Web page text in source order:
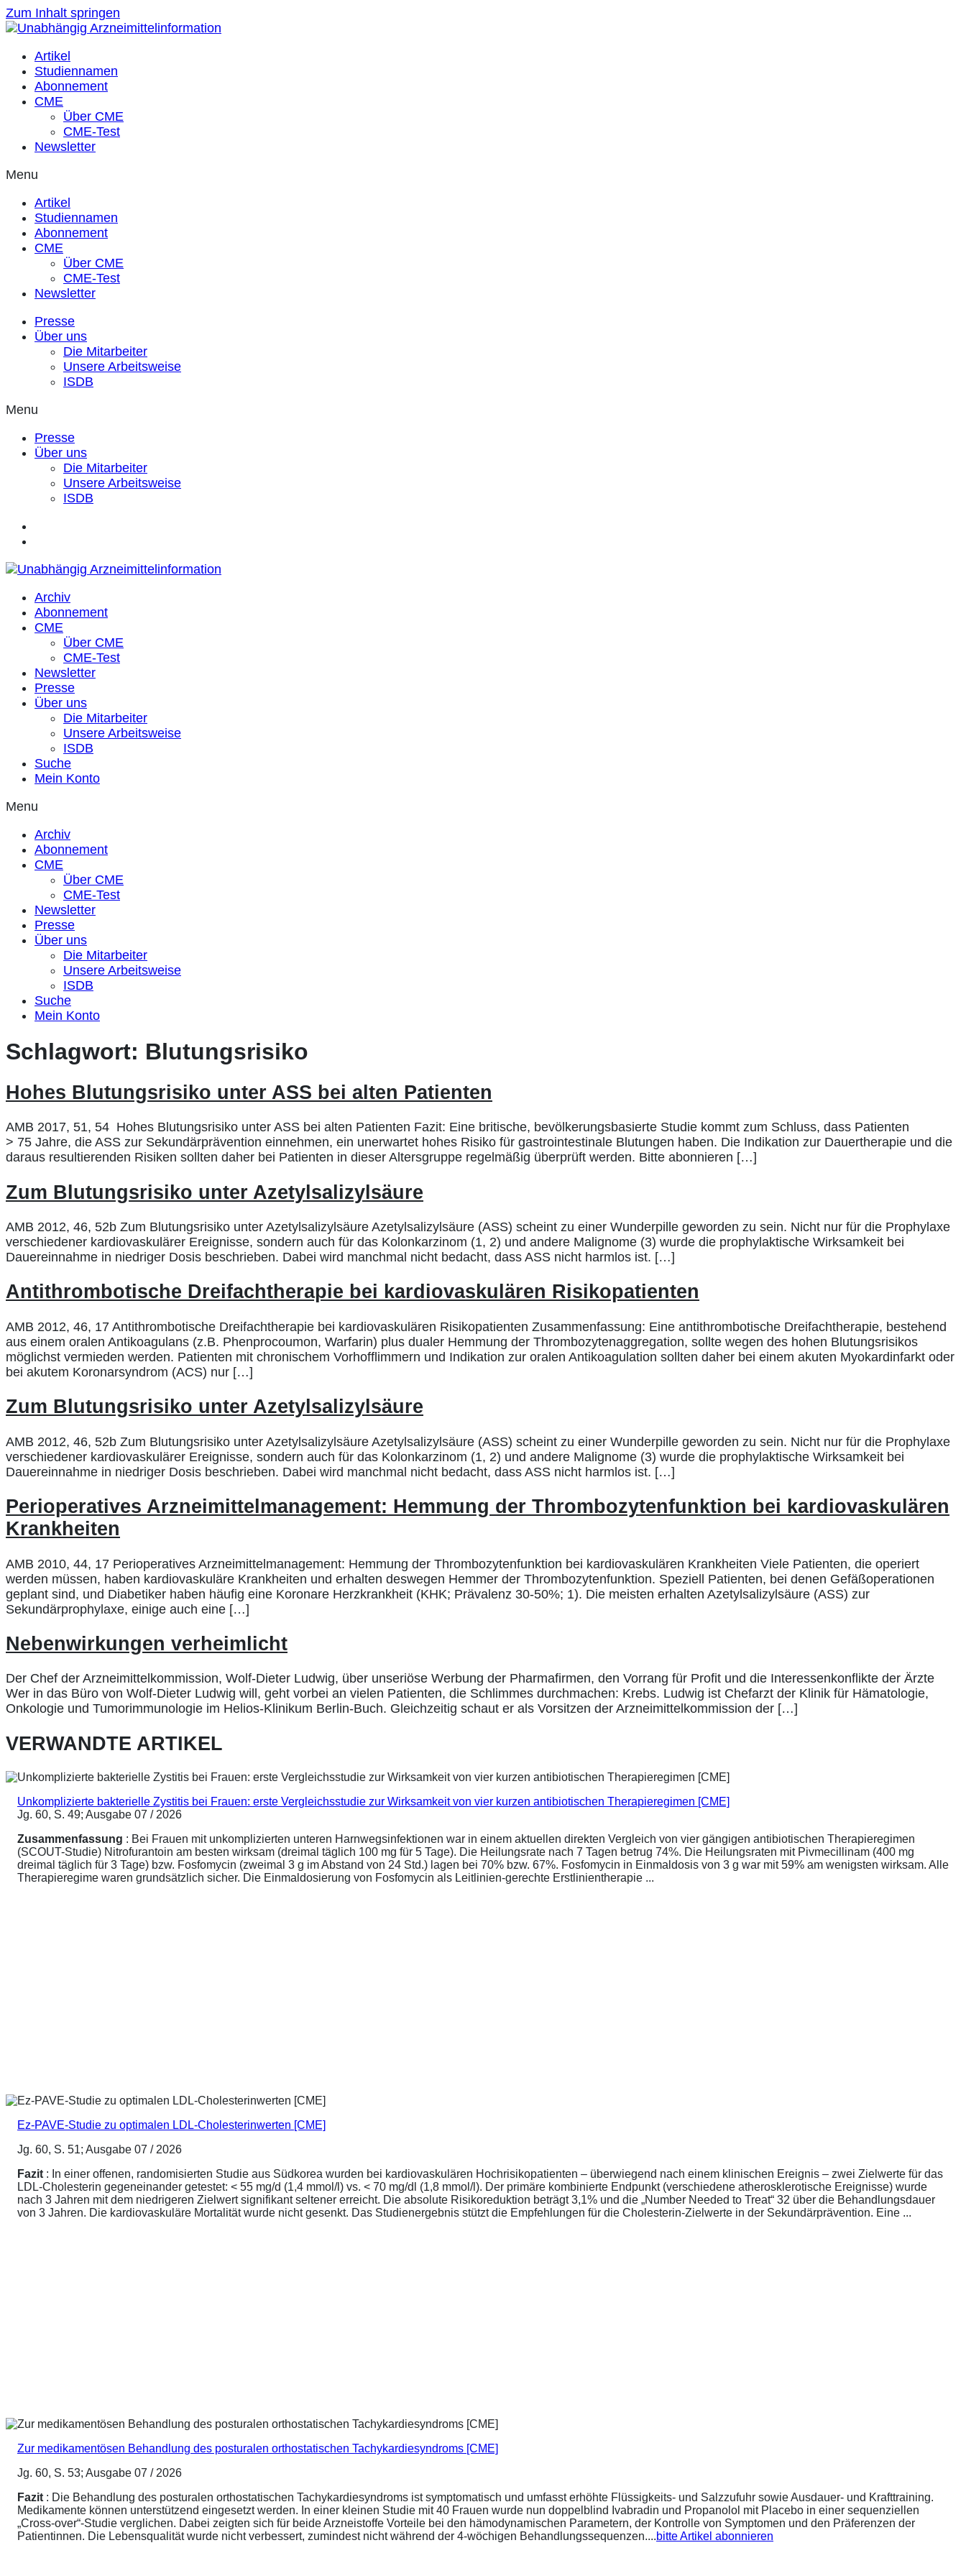
Zum Inhalt springen
Artikel
Studiennamen
Abonnement
CME
Über CME
CME-Test
Newsletter
Menu
Artikel
Studiennamen
Abonnement
CME
Über CME
CME-Test
Newsletter
Presse
Über uns
Die Mitarbeiter
Unsere Arbeitsweise
ISDB
Menu
Presse
Über uns
Die Mitarbeiter
Unsere Arbeitsweise
ISDB
Archiv
Abonnement
CME
Über CME
CME-Test
Newsletter
Presse
Über uns
Die Mitarbeiter
Unsere Arbeitsweise
ISDB
Suche
Mein Konto
Menu
Archiv
Abonnement
CME
Über CME
CME-Test
Newsletter
Presse
Über uns
Die Mitarbeiter
Unsere Arbeitsweise
ISDB
Suche
Mein Konto
Schlagwort: Blutungsrisiko
Hohes Blutungsrisiko unter ASS bei alten Patienten
AMB 2017, 51, 54 Hohes Blutungsrisiko unter ASS bei alten Patienten Fazit: Eine britische, bevölkerungsbasierte Studie kommt zum Schluss, dass Patienten
> 75 Jahre, die ASS zur Sekundärprävention einnehmen, ein unerwartet hohes Risiko für gastrointestinale Blutungen haben. Die Indikation zur Dauertherapie und die
daraus resultierenden Risiken sollten daher bei Patienten in dieser Altersgruppe regelmäßig überprüft werden. Bitte abonnieren […]
Zum Blutungsrisiko unter Azetylsalizylsäure
AMB 2012, 46, 52b Zum Blutungsrisiko unter Azetylsalizylsäure Azetylsalizylsäure (ASS) scheint zu einer Wunderpille geworden zu sein. Nicht nur für die Prophylaxe
verschiedener kardiovaskulärer Ereignisse, sondern auch für das Kolonkarzinom (1, 2) und andere Malignome (3) wurde die prophylaktische Wirksamkeit bei
Dauereinnahme in niedriger Dosis beschrieben. Dabei wird manchmal nicht bedacht, dass ASS nicht harmlos ist. […]
Antithrombotische Dreifachtherapie bei kardiovaskulären Risikopatienten
AMB 2012, 46, 17 Antithrombotische Dreifachtherapie bei kardiovaskulären Risikopatienten Zusammenfassung: Eine antithrombotische Dreifachtherapie, bestehend
aus einem oralen Antikoagulans (z.B. Phenprocoumon, Warfarin) plus dualer Hemmung der Thrombozytenaggregation, sollte wegen des hohen Blutungsrisikos
möglichst vermieden werden. Patienten mit chronischem Vorhofflimmern und Indikation zur oralen Antikoagulation sollten daher bei einem akuten Myokardinfarkt oder
bei akutem Koronarsyndrom (ACS) nur […]
Zum Blutungsrisiko unter Azetylsalizylsäure
AMB 2012, 46, 52b Zum Blutungsrisiko unter Azetylsalizylsäure Azetylsalizylsäure (ASS) scheint zu einer Wunderpille geworden zu sein. Nicht nur für die Prophylaxe
verschiedener kardiovaskulärer Ereignisse, sondern auch für das Kolonkarzinom (1, 2) und andere Malignome (3) wurde die prophylaktische Wirksamkeit bei
Dauereinnahme in niedriger Dosis beschrieben. Dabei wird manchmal nicht bedacht, dass ASS nicht harmlos ist. […]
Perioperatives Arzneimittelmanagement: Hemmung der Thrombozytenfunktion bei kardiovaskulären
Krankheiten
AMB 2010, 44, 17 Perioperatives Arzneimittelmanagement: Hemmung der Thrombozytenfunktion bei kardiovaskulären Krankheiten Viele Patienten, die operiert
werden müssen, haben kardiovaskuläre Krankheiten und erhalten deswegen Hemmer der Thrombozytenfunktion. Speziell Patienten, bei denen Gefäßoperationen
geplant sind, und Diabetiker haben häufig eine Koronare Herzkrankheit (KHK; Prävalenz 30-50%; 1). Die meisten erhalten Azetylsalizylsäure (ASS) zur
Sekundärprophylaxe, einige auch eine […]
Nebenwirkungen verheimlicht
Der Chef der Arzneimittelkommission, Wolf-Dieter Ludwig, über unseriöse Werbung der Pharmafirmen, den Vorrang für Profit und die Interessenkonflikte der Ärzte
Wer in das Büro von Wolf-Dieter Ludwig will, geht vorbei an vielen Patienten, die Schlimmes durchmachen: Krebs. Ludwig ist Chefarzt der Klinik für Hämatologie,
Onkologie und Tumorimmunologie im Helios-Klinikum Berlin-Buch. Gleichzeitig schaut er als Vorsitzen der Arzneimittelkommission der […]
VERWANDTE ARTIKEL
Unkomplizierte bakterielle Zystitis bei Frauen: erste Vergleichsstudie zur Wirksamkeit von vier kurzen antibiotischen Therapieregimen [CME]
Jg. 60, S. 49; Ausgabe 07 / 2026
Zusammenfassung : Bei Frauen mit unkomplizierten unteren Harnwegsinfektionen war in einem aktuellen direkten Vergleich von vier gängigen antibiotischen Therapieregimen
(SCOUT-Studie) Nitrofurantoin am besten wirksam (dreimal täglich 100 mg für 5 Tage). Die Heilungsrate nach 7 Tagen betrug 74%. Die Heilungsraten mit Pivmecillinam (400 mg
dreimal täglich für 3 Tage) bzw. Fosfomycin (zweimal 3 g im Abstand von 24 Std.) lagen bei 70% bzw. 67%. Fosfomycin in Einmaldosis von 3 g war mit 59% am wenigsten wirksam. Alle
Therapieregime waren grundsätzlich sicher. Die Einmaldosierung von Fosfomycin als Leitlinien-gerechte Erstlinientherapie ...
Ez-PAVE-Studie zu optimalen LDL-Cholesterinwerten [CME]
Jg. 60, S. 51; Ausgabe 07 / 2026
Fazit : In einer offenen, randomisierten Studie aus Südkorea wurden bei kardiovaskulären Hochrisikopatienten – überwiegend nach einem klinischen Ereignis – zwei Zielwerte für das
LDL-Cholesterin gegeneinander getestet: < 55 mg/d (1,4 mmol/l) vs. < 70 mg/dl (1,8 mmol/l). Der primäre kombinierte Endpunkt (verschiedene atherosklerotische Ereignisse) wurde
nach 3 Jahren mit dem niedrigeren Zielwert signifikant seltener erreicht. Die absolute Risikoreduktion beträgt 3,1% und die „Number Needed to Treat“ 32 über die Behandlungsdauer
von 3 Jahren. Die kardiovaskuläre Mortalität wurde nicht gesenkt. Das Studienergebnis stützt die Empfehlungen für die Cholesterin-Zielwerte in der Sekundärprävention. Eine ...
Zur medikamentösen Behandlung des posturalen orthostatischen Tachykardiesyndroms [CME]
Jg. 60, S. 53; Ausgabe 07 / 2026
Fazit : Die Behandlung des posturalen orthostatischen Tachykardiesyndroms ist symptomatisch und umfasst erhöhte Flüssigkeits- und Salzzufuhr sowie Ausdauer- und Krafttraining.
Medikamente können unterstützend eingesetzt werden. In einer kleinen Studie mit 40 Frauen wurde nun doppelblind Ivabradin und Propanolol mit Placebo in einer sequenziellen
„Cross-over“-Studie verglichen. Dabei zeigten sich für beide Arzneistoffe Vorteile bei den hämodynamischen Parametern, der Kontrolle von Symptomen und den Präferenzen der
Patientinnen. Die Lebensqualität wurde nicht verbessert, zumindest nicht während der 4-wöchigen Behandlungssequenzen....bitte Artikel abonnieren